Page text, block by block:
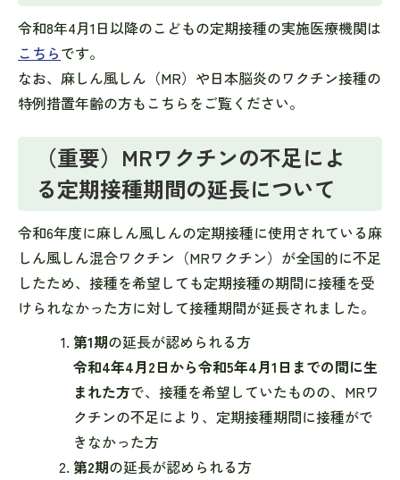
令和8年4月1日以降のこどもの定期接種の実施医療機関は
こちらです。
なお、麻しん風しん（MR）や日本脳炎のワクチン接種の
特例措置年齢の方もこちらをご覧ください。
（重要）MRワクチンの不足によ
る定期接種期間の延長について
令和6年度に麻しん風しんの定期接種に使用されている麻
しん風しん混合ワクチン（MRワクチン）が全国的に不足
したため、接種を希望しても定期接種の期間に接種を受
けられなかった方に対して接種期間が延長されました。
第1期の延長が認められる方
令和4年4月2日から令和5年4月1日までの間に生
まれた方で、接種を希望していたものの、MRワ
クチンの不足により、定期接種期間に接種がで
きなかった方
第2期の延長が認められる方